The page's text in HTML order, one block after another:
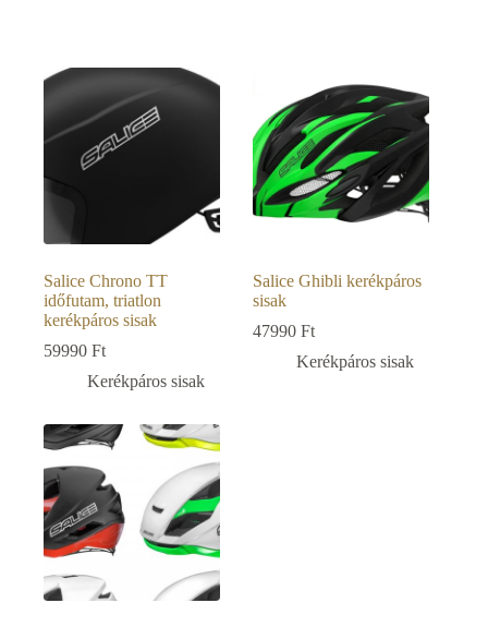
Salice Chrono TT
időfutam, triatlon
kerékpáros sisak
59990 Ft
Kerékpáros sisak
Salice Ghibli kerékpáros
sisak
47990Ft
Kerékpáros sisak